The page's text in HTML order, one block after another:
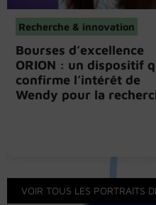
Recherche & innovation
Bourses d’excellence
ORION : un dispositif
confirme l’intérêt de
Wendy pour la
VOIR TOUS LES PORTRAITS